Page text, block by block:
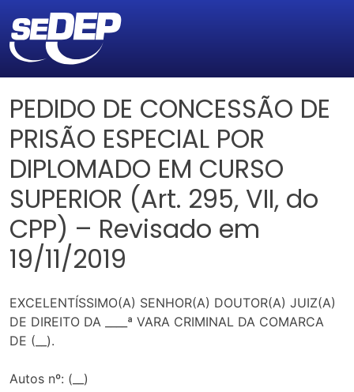
PEDIDO DE CONCESSÃO DE
PRISÃO ESPECIAL POR
DIPLOMADO EM CURSO
SUPERIOR (Art. 295, VII, do
CPP) – Revisado em
19/11/2019
EXCELENTÍSSIMO(A) SENHOR(A) DOUTOR(A) JUIZ(A)
DE DIREITO DA ____ª VARA CRIMINAL DA COMARCA
DE (__).
Autos nº: (__)